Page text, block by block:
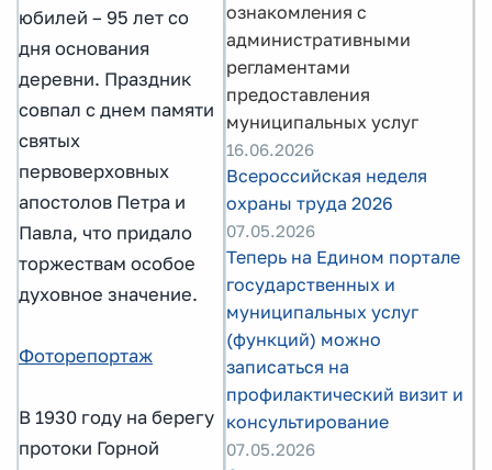
юбилей – 95 лет со
дня основания
деревни. Праздник
совпал с днем памяти
святых
первоверховных
апостолов Петра и
Павла, что придало
торжествам особое
духовное значение.
Фоторепортаж
В 1930 году на берегу
протоки Горной
ознакомления с
административными
регламентами
предоставления
муниципальных услуг
16.06.2026
Всероссийская неделя
охраны труда 2026
07.05.2026
Теперь на Едином портале
государственных и
муниципальных услуг
(функций) можно
записаться на
профилактический визит и
консультирование
07.05.2026